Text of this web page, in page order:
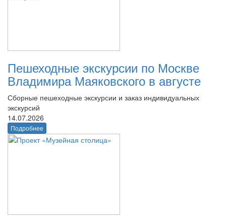
Пешеходные экскурсии по Москве
Владимира Маяковского в августе
Сборные пешеходные экскурсии и заказ индивидуальных
экскурсий
14.07.2026
Подробнее